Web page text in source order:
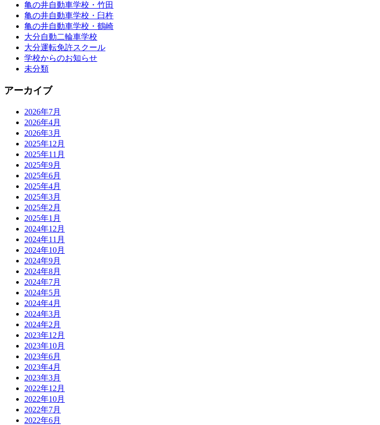
亀の井自動車学校・竹田
亀の井自動車学校・臼杵
亀の井自動車学校・鶴崎
大分自動二輪車学校
大分運転免許スクール
学校からのお知らせ
未分類
アーカイブ
2026年7月
2026年4月
2026年3月
2025年12月
2025年11月
2025年9月
2025年6月
2025年4月
2025年3月
2025年2月
2025年1月
2024年12月
2024年11月
2024年10月
2024年9月
2024年8月
2024年7月
2024年5月
2024年4月
2024年3月
2024年2月
2023年12月
2023年10月
2023年6月
2023年4月
2023年3月
2022年12月
2022年10月
2022年7月
2022年6月